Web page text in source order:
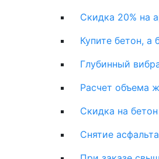
Скидка 20% на
Купите бетон, а
Глубинный
Расчет объема
Скидка на
Снятие